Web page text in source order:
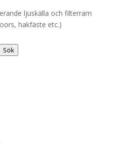
ljuskälla och filterram
hakfäste etc.)
Sök